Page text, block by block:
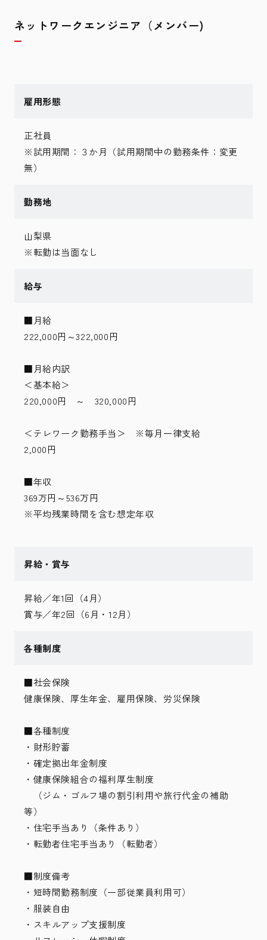
ネットワークエンジニア（メンバー)
雇用形態
正社員
※試用期間：３か月（試用期間中の勤務条件：変更
無）
勤務地
山梨県
※転勤は当面なし
給与
■月給
222,000円～322,000円
■月給内訳
＜基本給＞
220,000円 ～ 320,000円
＜テレワーク勤務手当＞ ※毎月一律支給
2,000円
■年収
369万円～536万円
※平均残業時間を含む想定年収
昇給・賞与
昇給／年1回（4月）
賞与／年2回（6月・12月）
各種制度
■社会保険
健康保険、厚生年金、雇用保険、労災保険
■各種制度
・財形貯蓄
・確定拠出年金制度
・健康保険組合の福利厚生制度
（ジム・ゴルフ場の割引利用や旅行代金の補助
等）
・住宅手当あり（条件あり）
・転勤者住宅手当あり（転勤者）
■制度備考
・短時間勤務制度（一部従業員利用可）
・服装自由
・スキルアップ支援制度